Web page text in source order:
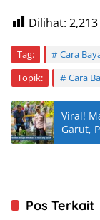
Dilihat: 2,213
Tag: Cara
Topik:
Cara
Viral!
Garut,
Pos Terkait